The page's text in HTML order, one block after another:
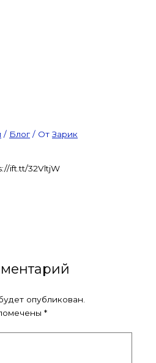
/ Блог / ОтЗарик
ift.tt/32VltjW
опубликован.
*